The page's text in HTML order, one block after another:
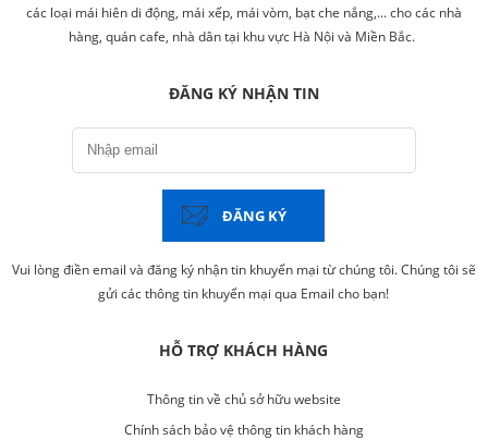
các loại mái hiên di động, mái xếp, mái vòm, bạt che nắng,... cho các nhà
hàng, quán cafe, nhà dân tại khu vực Hà Nội và Miền Bắc.
ĐĂNG KÝ NHẬN TIN
ĐĂNG KÝ
Vui lòng điền email và đăng ký nhận tin khuyến mại từ chúng tôi. Chúng tôi sẽ
gửi các thông tin khuyến mại qua Email cho bạn!
HỖ TRỢ KHÁCH HÀNG
Thông tin về chủ sở hữu website
Chính sách bảo vệ thông tin khách hàng